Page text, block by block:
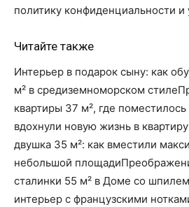
политику конфиденциальности и
Читайте также
Интерьер в подарок сыну: как
м² в средиземноморском
квартиры 37 м², где
вдохнули новую жизнь в
двушка 35 м²: как вместили
небольшой
сталинки 55 м² в Доме со
интерьер с французскими